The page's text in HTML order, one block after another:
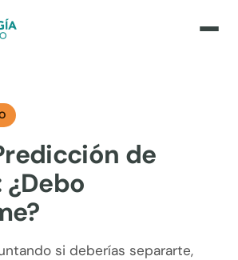
de
si deberías separarte,